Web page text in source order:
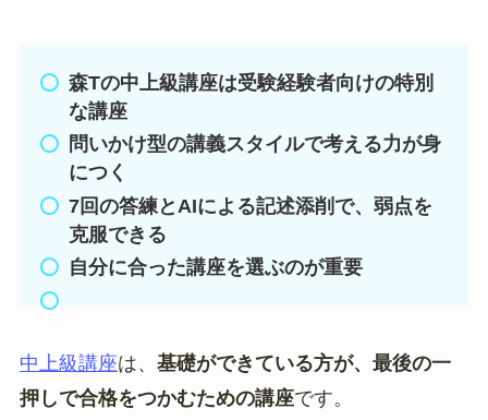
森Tの中上級講座は受験経験者向けの特別
な講座
問いかけ型の講義スタイルで考える力が身
につく
7回の答練とAIによる記述添削で、弱点を
克服できる
自分に合った講座を選ぶのが重要
中上級講座は、 基礎ができている方が、最後の一
押しで合格をつかむための講座です。